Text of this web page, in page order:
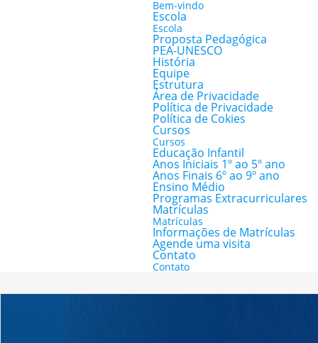
Bem-vindo
Escola
Escola
Proposta Pedagógica
PEA-UNESCO
História
Equipe
Estrutura
Área de Privacidade
Política de Privacidade
Política de Cokies
Cursos
Cursos
Educação Infantil
Anos Iniciais 1º ao 5º ano
Anos Finais 6º ao 9º ano
Ensino Médio
Programas Extracurriculares
Matrículas
Matrículas
Informações de Matrículas
Agende uma visita
Contato
Contato